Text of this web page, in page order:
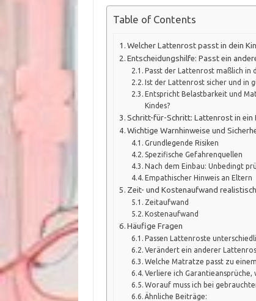
Table of Contents
Welcher Lattenrost passt in dein
Entscheidungshilfe: Passt ein
Passt der Lattenrost maßlich in
Ist der Lattenrost sicher und in
Entspricht Belastbarkeit und
Kindes?
Schritt-für-Schritt: Lattenrost in ein
Wichtige Warnhinweise und
Grundlegende Risiken
Spezifische Gefahrenquellen
Nach dem Einbau: Unbedingt
Empathischer Hinweis an Eltern
Zeit- und Kostenaufwand
Zeitaufwand
Kostenaufwand
Häufige Fragen
Passen Lattenroste
Verändert ein anderer
Welche Matratze passt zu
Verliere ich Garantieansprüche,
Worauf muss ich bei
Ähnliche Beiträge: